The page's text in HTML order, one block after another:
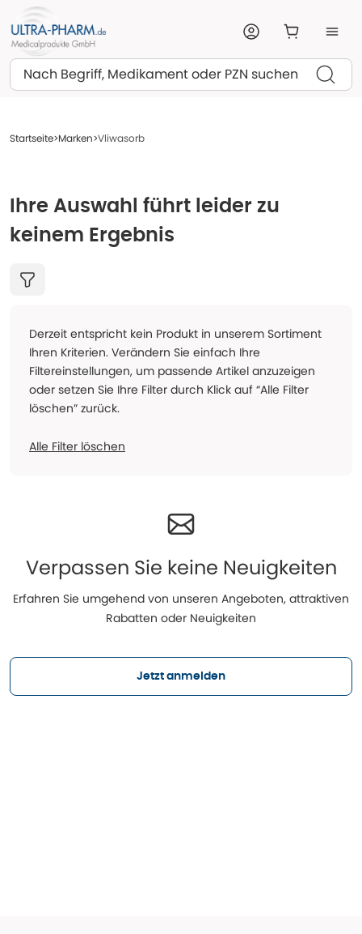
Suchen
Startseite Marken Vliwasorb
Ihre Auswahl führt leider zu
keinem Ergebnis
Derzeit entspricht kein Produkt in unserem Sortiment
Ihren Kriterien. Verändern Sie einfach Ihre
Filtereinstellungen, um passende Artikel anzuzeigen
oder setzen Sie Ihre Filter durch Klick auf “Alle Filter
löschen” zurück.
Alle Filter löschen
Verpassen Sie keine Neuigkeiten
Erfahren Sie umgehend von unseren Angeboten, attraktiven
Rabatten oder Neuigkeiten
Jetzt anmelden